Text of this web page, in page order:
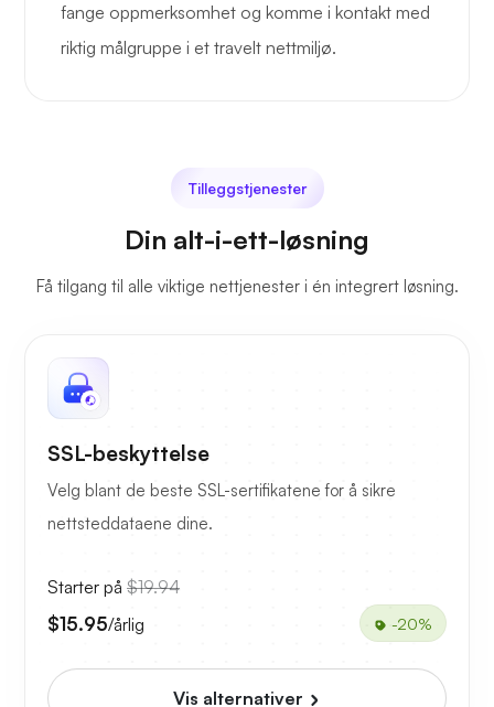
fange oppmerksomhet og komme i kontakt med
riktig målgruppe i et travelt nettmiljø.
Tilleggstjenester
Din alt-i-ett-løsning
Få tilgang til alle viktige nettjenester i én integrert løsning.
SSL-beskyttelse
Velg blant de beste SSL-sertifikatene for å sikre
nettsteddataene dine.
Starter på $19.94
$15.95/årlig -20%
Vis alternativer